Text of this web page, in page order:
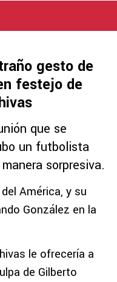
gesto de
festejo de
que se
un futbolista
sorpresiva.
América, y su
González en la
le ofrecería a
de Gilberto